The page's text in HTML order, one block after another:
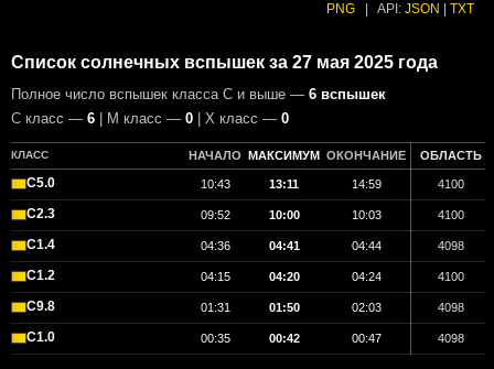
PNG API: JSON TXT
Список солнечных вспышек за 27 мая 2025 года
Полное число вспышек класса C и выше — 6 вспышек
С класс — 6 | М класс — 0 | X класс — 0
КЛАСС НАЧАЛО МАКСИМУМ ОКОНЧАНИЕ ОБЛАСТЬ
C5.0 10:43 13:11 14:59 4100
C2.3 09:52 10:00 10:03 4100
C1.4 04:36 04:41 04:44 4098
C1.2 04:15 04:20 04:24 4100
C9.8 01:31 01:50 02:03 4098
C1.0 00:35 00:42 00:47 4098